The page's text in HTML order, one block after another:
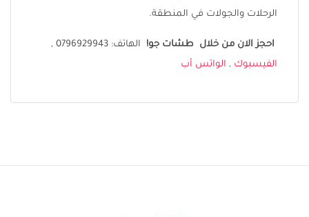
الرحلات والجولات في المنطقة.
احجز الان من خلال طشات جو! الهاتف: 0796929943 ,
الفيسبوك , الواتس أب